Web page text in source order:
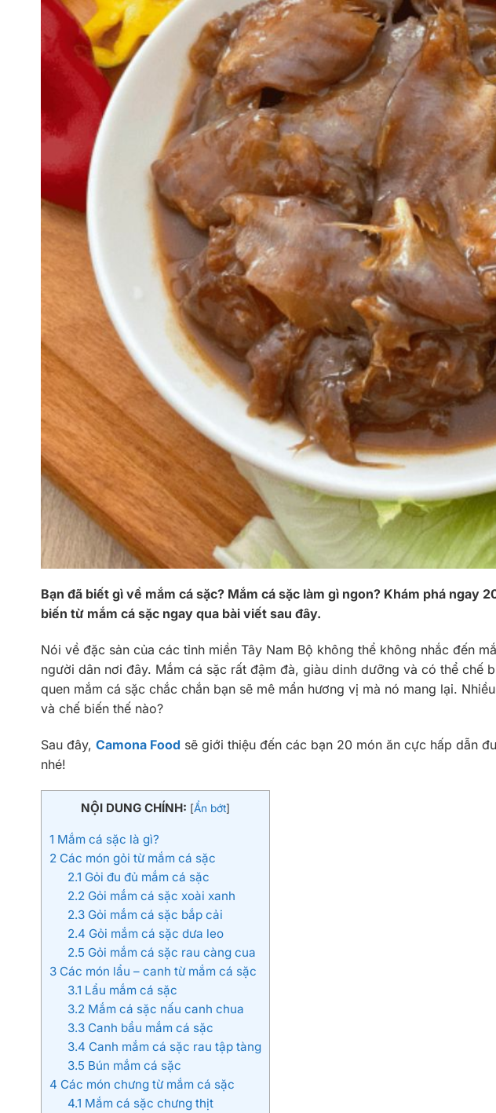
Bạn đã biết gì về mắm cá sặc? Mắm cá sặc làm gì ngon? Khám phá ngay
biến từ mắm cá sặc ngay qua bài viết sau đây.
Nói về đặc sản của các tỉnh miền Tây Nam Bộ không thể không nhắc đến
người dân nơi đây. Mắm cá sặc rất đậm đà, giàu dinh dưỡng và có thể chế
quen mắm cá sặc chắc chắn bạn sẽ mê mẩn hương vị mà nó mang lại.
và chế biến thế nào?
Sau đây, Camona Food sẽ giới thiệu đến các bạn 20 món ăn cực hấp dẫn
nhé!
NỘI DUNG CHÍNH: [Ẩn bớt]
1 Mắm cá sặc là gì?
2 Các món gỏi từ mắm cá sặc
2.1 Gỏi đu đủ mắm cá sặc
2.2 Gỏi mắm cá sặc xoài xanh
2.3Gỏi mắm cá sặc bắp cải
2.4 Gỏi mắm cá sặc dưa leo
2.5 Gỏi mắm cá sặc rau càng cua
3 Các món lẩu – canh từ mắm cá sặc
3.1 Lẩu mắm cá sặc
3.2 Mắm cá sặc nấu canh chua
3.3Canh bầu mắm cá sặc
3.4 Canh mắm cá sặc rau tập tàng
3.5 Bún mắm cá sặc
4 Các món chưng từ mắm cá sặc
4.1 Mắm cá sặc chưng thịt